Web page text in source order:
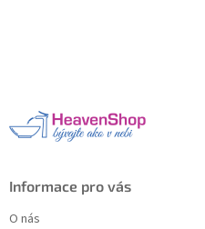
Informace pro vás
O nás